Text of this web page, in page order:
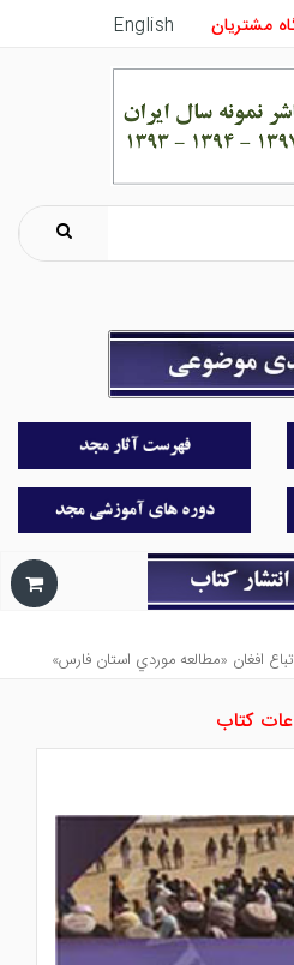
مشتریان English
افغان «مطالعه موردي استان فارس»
کتاب